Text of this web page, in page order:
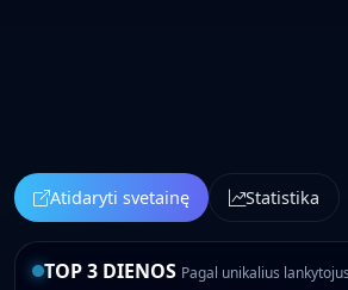
Atidaryti svetainę Statistika
TOP 3 DIENOS Pagal unikalius lankytojus